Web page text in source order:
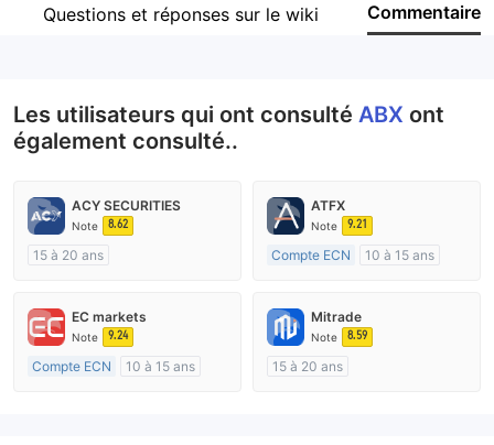
Société
Questions et réponses sur le wiki Commentaire
Les utilisateurs qui ont consulté ABX ont
également consulté..
ACY SECURITIES
Note 8.62
15 à 20 ans
Market Making (MM)
Etiquette principale MT4
ATFX
Note 9.21
Compte ECN
10 à 15 ans
Market Making (MM)
Etiquette principale MT4
EC markets
Note 9.24
Compte ECN
10 à 15 ans
Mitrade
Note 8.59
15 à 20 ans